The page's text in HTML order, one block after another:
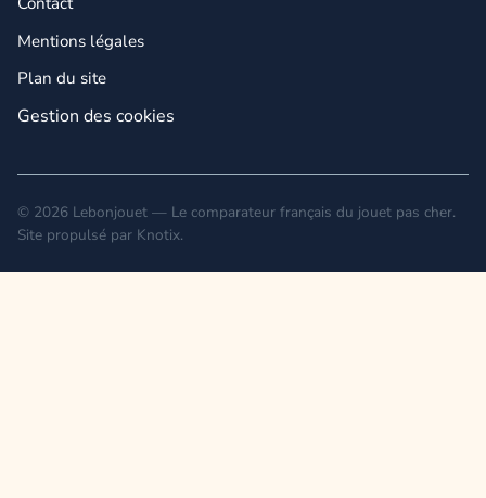
Mentions légales
Plan du site
Gestion des cookies
© 2026 Lebonjouet — Le comparateur français du jouet pas cher.
Site propulsé par Knotix.